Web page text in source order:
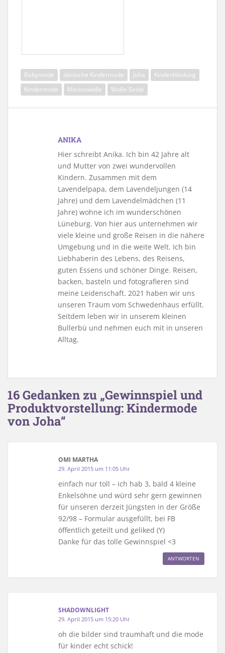
Babymode dänische Kindermode Joha
Kinderkleidung
Kindermode
Merinowolle Wolle-Seide
ANIKA
Hier schreibt Anika. Ich bin 42 Jahre alt
und Mutter von zwei wundervollen
Kindern. Zusammen mit dem
Lavendelpapa, dem Lavendeljungen (14
Jahre) und dem Lavendelmädchen (11
Jahre) wohne ich im wunderschönen
Lüneburg. Von hier aus unternehmen wir
viele kleine und große Reisen in die nähere
Umgebung und in die weite Welt. Ich bin
Liebhaberin des Lebens, des Reisens,
guten Essens und schöner Dinge. Reisen,
backen, basteln und fotografieren sind
meine Leidenschaft. 2021 haben wir uns
unseren Traum vom Schwedenhaus erfüllt.
Seitdem leben wir in unserem kleinen
Bullerbü und nehmen euch mit in unseren
Alltag.
16 Gedanken zu „Gewinnspiel und
Produktvorstellung: Kindermode
von Joha“
OMI MARTHA
29. April 2015 um 11:05 Uhr
einfach nur toll – ich hab 3, bald 4 kleine
Enkelsöhne und würd sehr gern gewinnen
für unseren derzeit Jüngsten in der Größe
92/98 – Formular ausgefüllt, bei FB
öffentlich geteilt und geliked (Y)
Danke für das tolle Gewinnspiel <3
ANTWORTEN
SHADOWNLIGHT
29. April 2015 um 15:20 Uhr
oh die bilder sind traumhaft und die mode
für kinder echt schick!